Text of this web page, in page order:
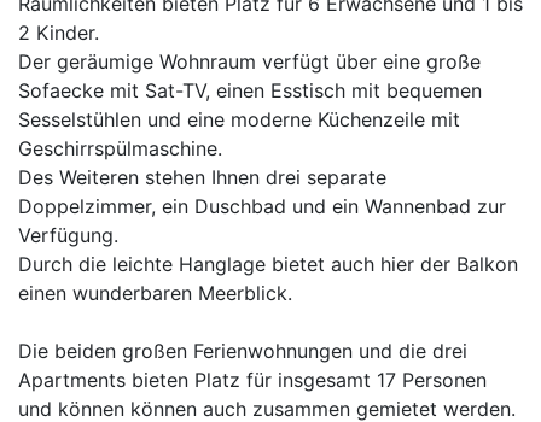
2 Kinder.
Der geräumige Wohnraum verfügt über eine große
Sofaecke mit Sat-TV, einen Esstisch mit bequemen
Sesselstühlen und eine moderne Küchenzeile mit
Geschirrspülmaschine.
Des Weiteren stehen Ihnen drei separate
Doppelzimmer, ein Duschbad und ein Wannenbad zur
Verfügung.
Durch die leichte Hanglage bietet auch hier der Balkon
einen wunderbaren Meerblick.
Die beiden großen Ferienwohnungen und die drei
Apartments bieten Platz für insgesamt 17 Personen
und können können auch zusammen gemietet werden.